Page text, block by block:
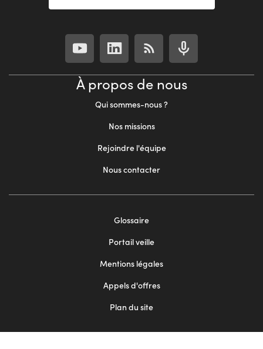
À propos de nous
Qui sommes-nous ?
Nos missions
Rejoindre l'équipe
Nous contacter
Glossaire
Portail veille
Mentions légales
Appels d'offres
Plan du site